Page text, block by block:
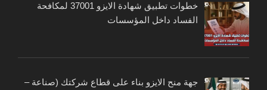
خطوات تطبيق شهادة الايزو 37001 لمكافحة
الفساد داخل المؤسسات
جهة منح الايزو بناء على قطاع شركتك (صناعة –